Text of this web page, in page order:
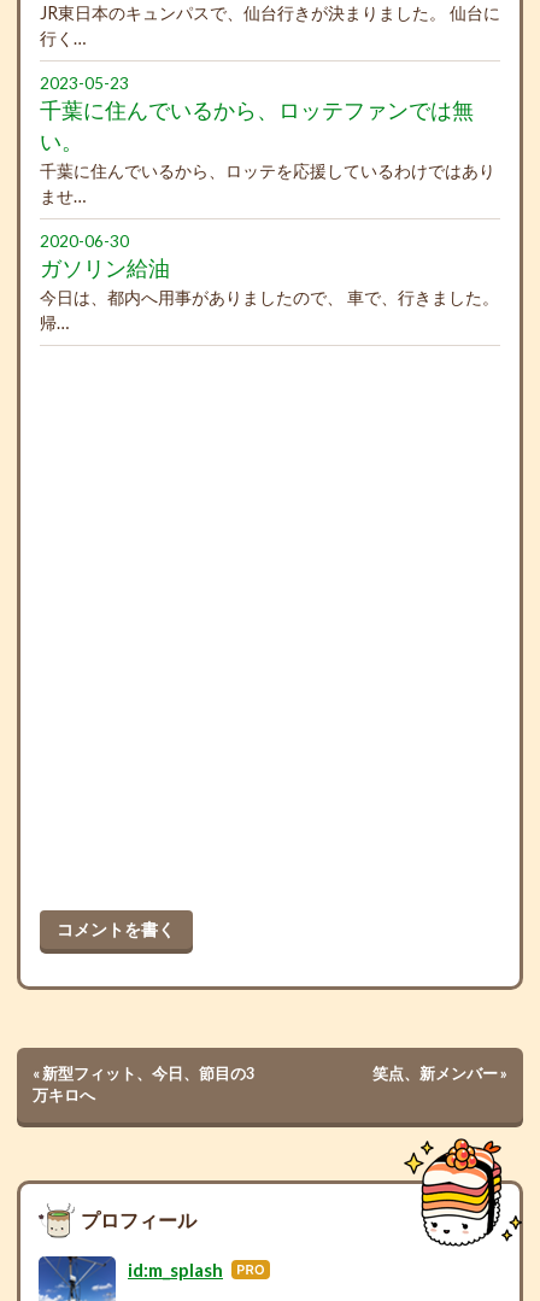
JR東日本のキュンパスで、仙台行きが決まりました。 仙台に
行く…
2023-05-23
千葉に住んでいるから、ロッテファンでは無
い。
千葉に住んでいるから、ロッテを応援しているわけではあり
ませ…
2020-06-30
ガソリン給油
今日は、都内へ用事がありましたので、 車で、行きました。
帰…
コメントを書く
«新型フィット、今日、節目の3
万キロへ
笑点、新メンバー»
プロフィール
id:m_splash はて